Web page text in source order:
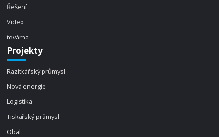
Řešení
Video
továrna
Projekty
Razítkářský průmysl
Nová energie
Logistika
Tiskařský průmysl
Obal